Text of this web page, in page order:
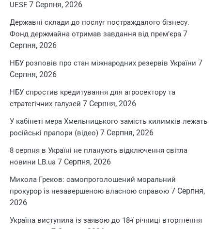
UESF 7 Серпня, 2026
Державні склади до послуг постраждалого бізнесу.
Фонд держмайна отримав завдання від прем’єра 7
Серпня, 2026
НБУ розповів про стан міжнародних резервів України 7
Серпня, 2026
НБУ спростив кредитування для агросектору та
стратегічних галузей 7 Серпня, 2026
У кабінеті мера Хмельницького замість килимків лежать
російські прапори (відео) 7 Серпня, 2026
8 серпня в Україні не планують відключення світла
новини LB.ua 7 Серпня, 2026
Микола Греков: самопроголошений моральний
прокурор із незавершеною власною справою 7 Серпня,
2026
Україна виступила із заявою до 18-ї річниці вторгнення